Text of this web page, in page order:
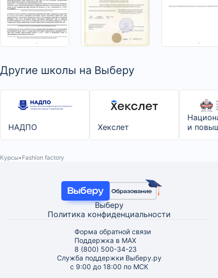
Другие школы на Выберу
НАДПО Хекслет
и
Курсы Fashion factory
Выберу
Политика конфиденциальности
Форма обратной связи
Поддержка в MAX
8 (800) 500-34-23
Служба поддержки Выберу.ру
с 9:00 до 18:00 по МСК